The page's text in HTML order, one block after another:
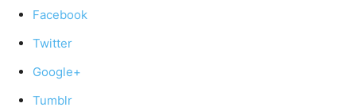
Facebook
Twitter
Google+
Tumblr